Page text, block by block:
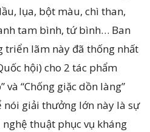
lụa, bột màu, chì than,
tam bình, tứ bình… Ban
triển lãm này đã thống nhất
hội) cho 2 tác phẩm
“Chống giặc dồn làng”
nói giải thưởng lớn này là sự
thuật phục vụ kháng